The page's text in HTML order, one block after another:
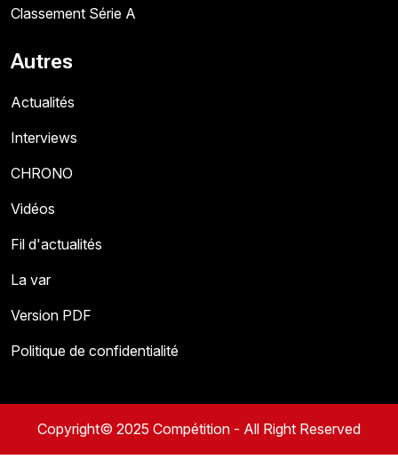
Classement Série A
Autres
Actualités
Interviews
CHRONO
Vidéos
Fil d'actualités
La var
Version PDF
Politique de confidentialité
Copyright© 2025 Compétition - All Right Reserved